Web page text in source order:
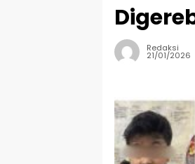
Redaksi
21/01/2026